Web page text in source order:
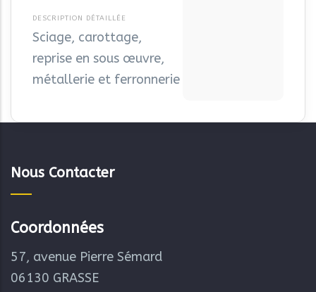
Sciage, carottage,
reprise en sous œuvre,
métallerie et ferronnerie
Nous Contacter
Coordonnées
57, avenue Pierre Sémard
06130 GRASSE